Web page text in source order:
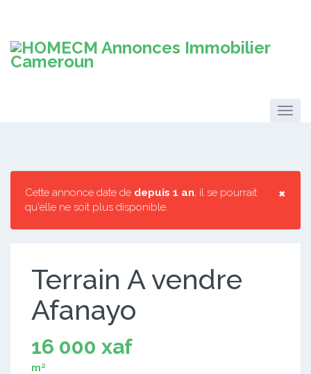
×
Cette annonce date de depuis 1 an, il se pourrait
qu'elle ne soit plus disponible.
Terrain A vendre
Afanayo
16 000 xaf
m²